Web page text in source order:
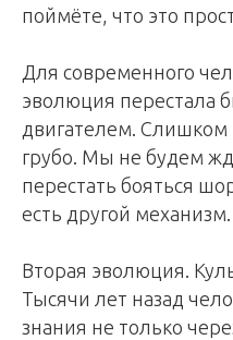
поймёте, что это
Для современного
эволюция перестала
двигателем.
грубо. Мы не будем
перестать бояться
есть другой механизм.
Вторая эволюция.
Тысячи лет назад
знания не только